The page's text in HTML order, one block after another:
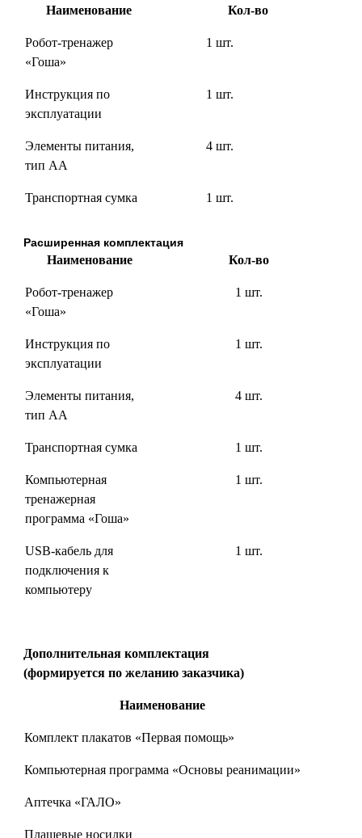
Наименование Кол-во
Робот-тренажер
«Гоша»
1 шт.
Инструкция по
эксплуатации
1 шт.
Элементы питания,
тип АА
4 шт.
Транспортная сумка 1 шт.
Расширенная комплектация
Наименование Кол-во
Робот-тренажер
«Гоша»
1 шт.
Инструкция по
эксплуатации
1 шт.
Элементы питания,
тип АА
4 шт.
Транспортная сумка 1 шт.
Компьютерная
тренажерная
программа «Гоша»
1 шт.
USB-кабель для
подключения к
компьютеру
1 шт.
Дополнительная комплектация
(формируется по желанию заказчика)
Наименование
Комплект плакатов «Первая помощь»
Компьютерная программа «Основы реанимации»
Аптечка «ГАЛО»
Плащевые носилки